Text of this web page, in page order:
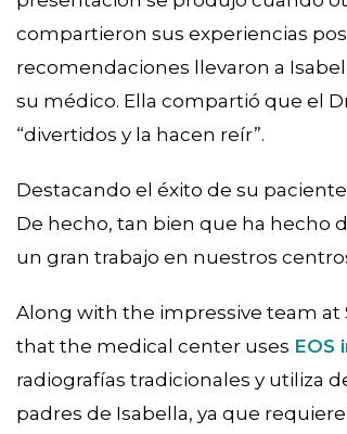
compartieron sus experiencias
recomendaciones llevaron a
su médico. Ella compartió que el
“divertidos y la hacen reír”.
Destacando el éxito de su
De hecho, tan bien que ha hecho
un gran trabajo en nuestros
Along with the impressive team at
that the medical center uses EOS
radiografías tradicionales y utiliza
padres de Isabella, ya que